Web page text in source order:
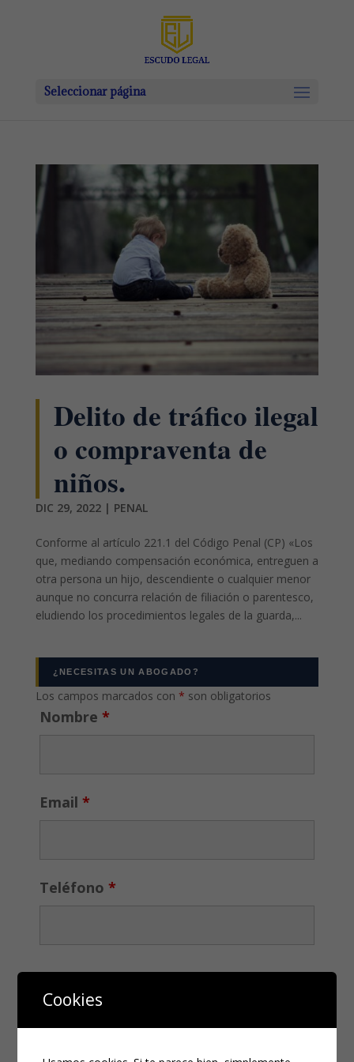
Seleccionar página
Delito de tráfico ilegal
o compraventa de
niños.
DIC 29, 2022| PENAL
Conforme al artículo 221.1 del Código Penal (CP) «Los
que, mediando compensación económica, entreguen a
otra persona un hijo, descendiente o cualquier menor
aunque no concurra relación de filiación o parentesco,
eludiendo los procedimientos legales de la guarda,...
¿NECESITAS UN ABOGADO?
Los campos marcados con * son obligatorios
Nombre *
Email *
Teléfono *
Cookies